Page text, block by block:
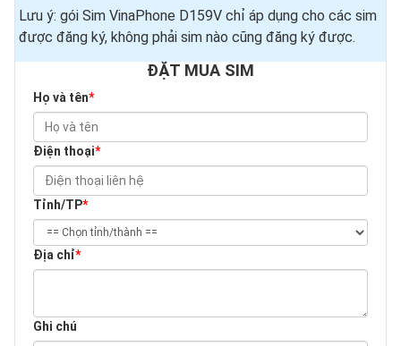
Lưu ý: gói Sim VinaPhone D159V chỉ áp dụng cho các sim
được đăng ký, không phải sim nào cũng đăng ký được.
ĐẶT MUA SIM
Họ và tên*
Điện thoại*
Tỉnh/TP*
Địa chỉ*
Ghi chú